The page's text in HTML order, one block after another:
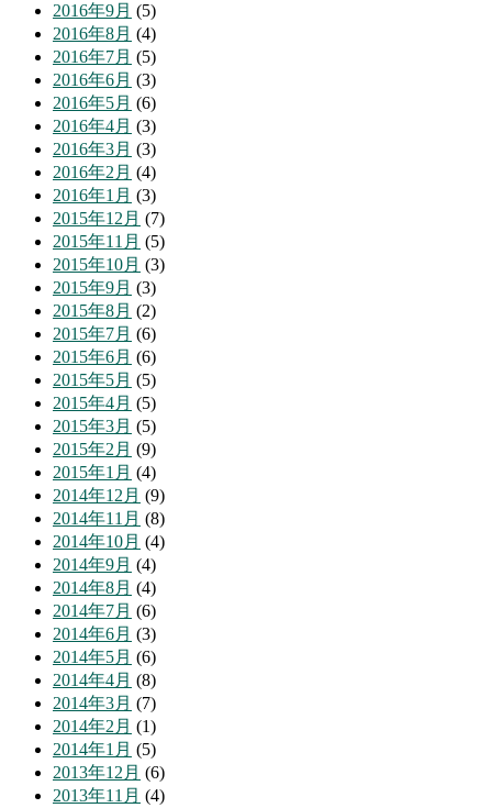
2016年9月 (5)
2016年8月 (4)
2016年7月 (5)
2016年6月 (3)
2016年5月 (6)
2016年4月 (3)
2016年3月 (3)
2016年2月 (4)
2016年1月 (3)
2015年12月 (7)
2015年11月 (5)
2015年10月 (3)
2015年9月 (3)
2015年8月 (2)
2015年7月 (6)
2015年6月 (6)
2015年5月 (5)
2015年4月 (5)
2015年3月 (5)
2015年2月 (9)
2015年1月 (4)
2014年12月 (9)
2014年11月 (8)
2014年10月 (4)
2014年9月 (4)
2014年8月 (4)
2014年7月 (6)
2014年6月 (3)
2014年5月 (6)
2014年4月 (8)
2014年3月 (7)
2014年2月 (1)
2014年1月 (5)
2013年12月 (6)
2013年11月 (4)